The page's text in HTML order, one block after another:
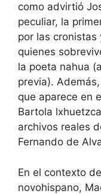
como advirtió
peculiar, la
por las
quienes
la poeta nahua
previa).
que aparece en
Bartola
archivos reales
Fernando de
En el contexto
novohispano,